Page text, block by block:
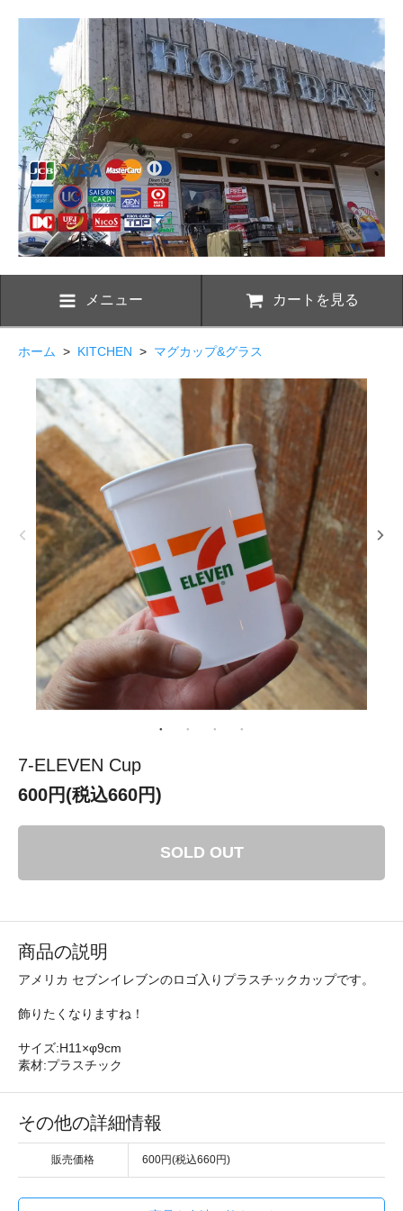
メニュー カートを見る
ホーム > KITCHEN > マグカップ&グラス
7-ELEVEN Cup
600円(税込660円)
SOLD OUT
商品の説明
アメリカ セブンイレブンのロゴ入りプラスチックカップです。
飾りたくなりますね！
サイズ:H11×φ9cm
素材:プラスチック
その他の詳細情報
販売価格 600円(税込660円)